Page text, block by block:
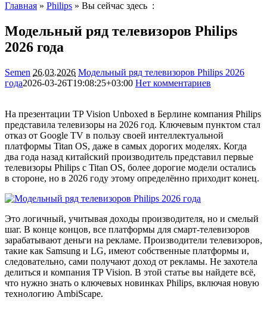
Главная » Philips » Вы сейчас здесь :
Модельный ряд телевизоров Philips
2026 года
Semen 26.03.2026 Модельный ряд телевизоров Philips 2026
года2026-03-26T19:08:25+03:00 Нет комментариев
На презентации TP Vision Unboxed в Берлине компания Philips
представила телевизоры на 2026 год. Ключевым пунктом стал
отказ от Google TV в пользу своей интеллектуальной
платформы Titan OS, даже в самых дорогих моделях. Когда
два года назад китайский производитель представил первые
телевизоры Philips с Titan OS, более дорогие модели остались
в стороне, но в 2026 году этому определённо приходит конец.
Это логичный, учитывая доходы производителя, но и смелый
шаг. В конце концов, все платформы для смарт-телевизоров
зарабатывают деньги на рекламе. Производители телевизоров,
такие как Samsung и LG, имеют собственные платформы и,
следовательно, сами получают доход от рекламы. Не захотела
делиться и компания TP Vision. В этой статье вы найдете всё,
что нужно знать о ключевых новинках Philips, включая новую
технологию AmbiScape.